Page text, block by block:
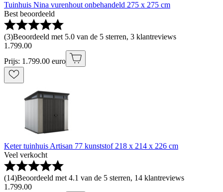
Tuinhuis Nina vurenhout onbehandeld 275 x 275 cm
Best beoordeeld
(3)Beoordeeld met 5.0 van de 5 sterren, 3 klantreviews
1 .799.00
Prijs: 1.799.00 euro
Keter tuinhuis Artisan 77 kunststof 218 x 214 x 226 cm
Veel verkocht
(14)Beoordeeld met 4.1 van de 5 sterren, 14 klantreviews
1 .799.00